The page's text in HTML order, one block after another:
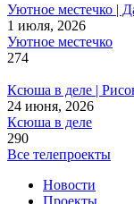
Уютное местечко |
1 июля, 2026
Уютное местечко
274
Ксюша в деле |
24 июня, 2026
Ксюша в деле
290
Все телепроекты
Новости
Проекты